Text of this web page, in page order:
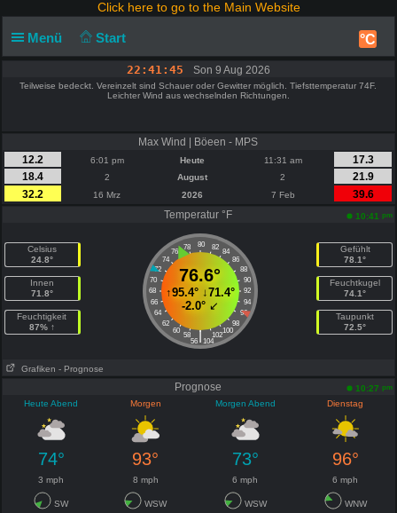
Click here to go to the Main Website
Menü Start °C
22:41:45 Son 9 Aug 2026
Teilweise bedeckt. Vereinzelt sind Schauer oder Gewitter möglich. Tiefsttemperatur 74F.
Leichter Wind aus wechselnden Richtungen.
Max Wind | Böeen - MPS
12.2
6:01 pm Heute 11:31 am
17.3
18.4
2 August 2
21.9
32.2
16 Mrz 2026 7 Feb
39.6
Temperatur °F
10:41 pm
Celsius
24.8°
Innen
71.8°
Feuchtigkeit
87% ↑
80
78 82
76
84
74
86
72
88
70
90
68
92
66
94
64
96
62
98
60
100
58 102
|
56 104
76.6°
↑95.4°↓71.4°
-2.0°↙
Gefühlt
78.1°
Feuchtkugel
74.1°
Taupunkt
72.5°
Grafiken - Prognose
Prognose 10:27 pm
Heute Abend Morgen Morgen Abend Dienstag
74° 93° 73° 96°
3 mph 8 mph 6 mph 6 mph
SW WSW WSW
WNW